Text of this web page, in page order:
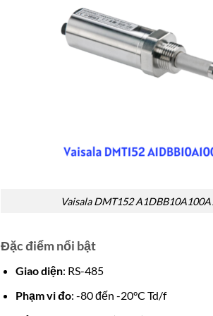
Vaisala DMT152
Đặc điểm nổi bật
Giao diện: RS-485
Phạm vi đo: -80 đến -20°C Td/f